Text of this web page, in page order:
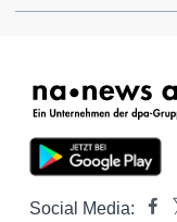
Social Media: